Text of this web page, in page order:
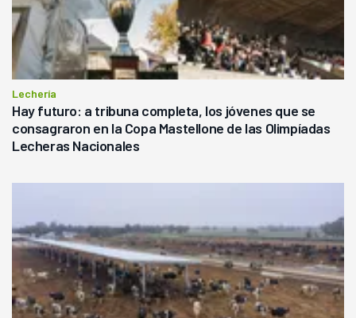
Lechería
Hay futuro: a tribuna completa, los jóvenes que se
consagraron en la Copa Mastellone de las Olimpíadas
Lecheras Nacionales